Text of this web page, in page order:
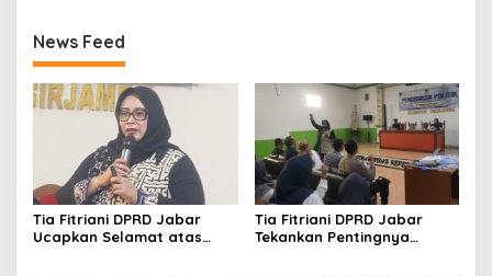
News Feed
Tia Fitriani DPRD Jabar
Ucapkan Selamat atas
Tia Fitriani DPRD Jabar
Tekankan Pentingnya